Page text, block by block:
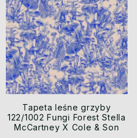
Tapeta leśne grzyby
122/1002 Fungi Forest Stella
McCartney X Cole & Son